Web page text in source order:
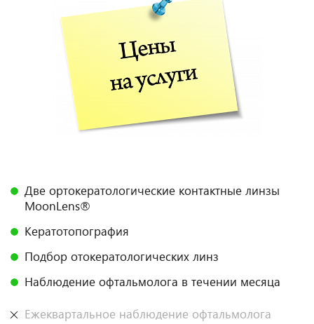
Две ортокератологические контактные линзы
MoonLens®
Кератотопография
Подбор отокератологических линз
Наблюдение офтальмолога в течении месяца
Ежеквартальное наблюдение офтальмолога